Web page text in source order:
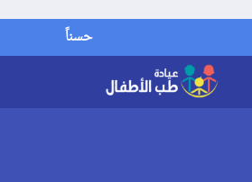
حسناً